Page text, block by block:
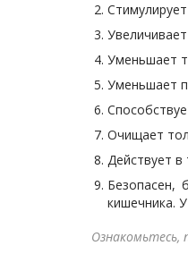
Уменьшает
Уменьшает
Очищает
Действует в
Безопасен,
кишечника.
Ознакомьтесь,